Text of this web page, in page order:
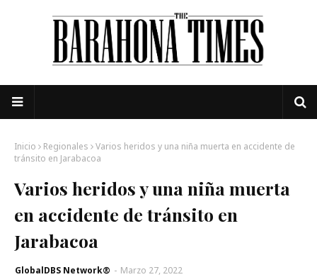
Inicio Regionales
Varios heridos y una niña muerta en accidente de
tránsito en Jarabacoa
Varios heridos y una niña muerta
en accidente de tránsito en
Jarabacoa
GlobalDBS Network® - Marzo 27, 2022